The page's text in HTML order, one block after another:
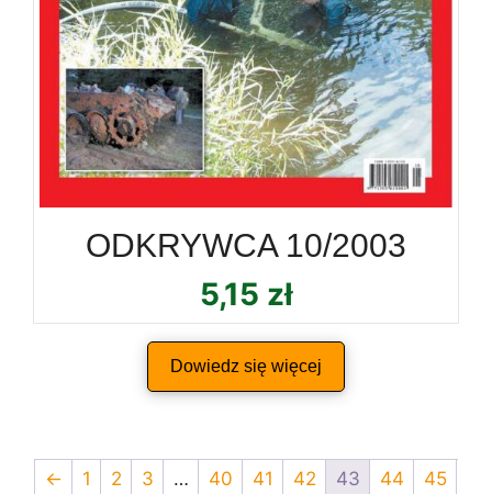
ODKRYWCA 10/2003
5,15 zł
Dowiedz się więcej
← 1 2 3 … 40 41 42 43 44
45